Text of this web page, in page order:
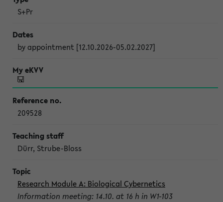
S+Pr
by appointment [12.10.2026-05.02.2027]
209528
Dürr, Strube-Bloss
Research Module A: Biological Cybernetics
Information meeting: 14.10. at 16 h in W1-103